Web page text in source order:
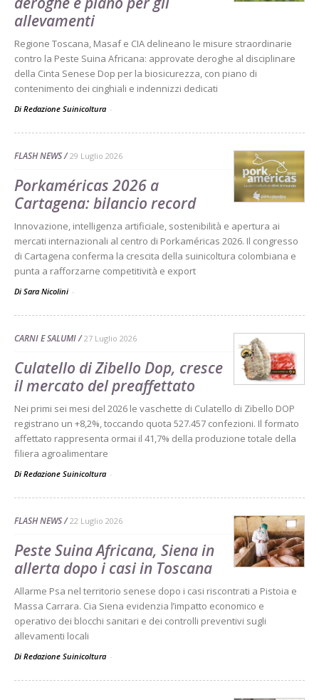
allevamenti
Regione Toscana, Masaf e CIA delineano le misure straordinarie
contro la Peste Suina Africana: approvate deroghe al disciplinare
della Cinta Senese Dop per la biosicurezza, con piano di
contenimento dei cinghiali e indennizzi dedicati
Di Redazione Suinicoltura -
FLASH NEWS 29 Luglio 2026
Porkaméricas 2026 a
Cartagena: bilancio record
Innovazione, intelligenza artificiale, sostenibilità e apertura ai
mercati internazionali al centro di Porkaméricas 2026. Il congresso
di Cartagena conferma la crescita della suinicoltura colombiana e
punta a rafforzarne competitività e export
Di Sara Nicolini -
CARNI E SALUMI 27 Luglio 2026
Culatello di Zibello Dop, cresce
il mercato del preaffettato
Nei primi sei mesi del 2026 le vaschette di Culatello di Zibello DOP
registrano un +8,2%, toccando quota 527.457 confezioni. Il formato
affettato rappresenta ormai il 41,7% della produzione totale della
filiera agroalimentare
Di Redazione Suinicoltura -
FLASH NEWS 22 Luglio 2026
Peste Suina Africana, Siena in
allerta dopo i casi in Toscana
Allarme Psa nel territorio senese dopo i casi riscontrati a Pistoia e
Massa Carrara. Cia Siena evidenzia l’impatto economico e
operativo dei blocchi sanitari e dei controlli preventivi sugli
allevamenti locali
Di Redazione Suinicoltura -